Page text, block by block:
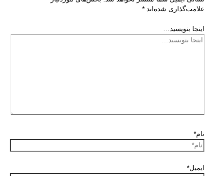
علامت‌گذاری شده‌اند *
اینجا بنویسید…
نام*
ایمیل*